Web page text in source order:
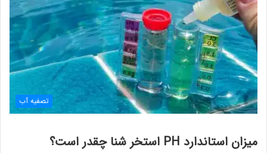
تصفیه آب
میزان استاندارد PH استخر شنا چقدر است؟